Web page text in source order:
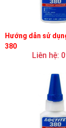
Hướng dẫn sử
380
Liên hệ: